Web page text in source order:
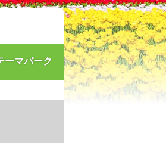
ーマパーク